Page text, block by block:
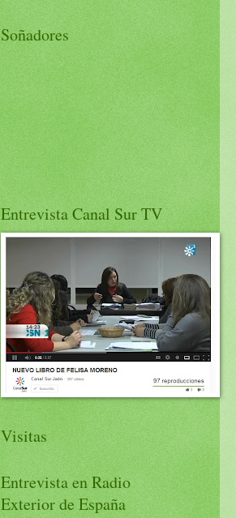
Soñadores
Entrevista Canal Sur TV
Visitas
Entrevista en Radio
Exterior de España